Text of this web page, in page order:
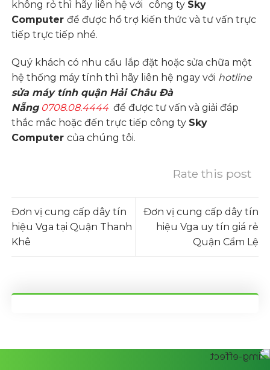
không rỏ thì hãy liên hệ với
công ty Sky
Computerđể được hổ trợ kiến thức và tư vấn trực
tiếp trực tiếp nhé.
Quý khách có nhu cầu lắp đặt hoặc sửa chữa một
hệ thống máy tính thì hãy liên hệ ngay với hotline
sửa máy tính quận Hải Châu Đà
Nẵng 0708.08.4444 để được tư vấn và giải đáp
thắc mắc hoặc đến trực tiếp công ty Sky
Computercủa chúng tôi.
Rate this post
Đơn vị cung cấp dây tín
hiệu Vga tại Quận Thanh
Khê
Đơn vị cung cấp dây tín
hiệu Vga uy tín giá rẻ
Quận Cẩm Lệ